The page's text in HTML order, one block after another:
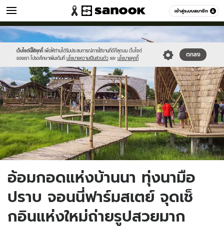
เข้าสู่ระบบสมาชิก
เที่ยว-กิน หมวดอื่นๆ
เว็บไซต์นี้ใช้คุกกี้ เพื่อให้ท่านได้รับประสบการณ์การใช้งานที่ดีที่สุดบน เว็บไซต์
ของเรา โปรดศึกษาเพิ่มเติมที่ นโยบายความเป็นส่วนตัว และ นโยบายคุกกี้
ตกลง
Sanook
//s.isanook.com/sr/0/images/logo-
new-
sanook.png
600
60
//s.isanook.com/tr/0/ud/284/1421997/htrjjy.jpg
อ้อมกอดแห่งบ้านนา ทุ่งนามือ
ปราบ จอนนี่ฟาร์มสเตย์ จุดเช็
กอินแห่งใหม่ถ่ายรูปสวยมาก